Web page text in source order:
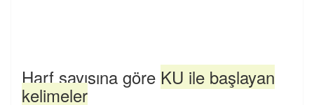
Harf sayısına göre KU ile başlayan
kelimeler